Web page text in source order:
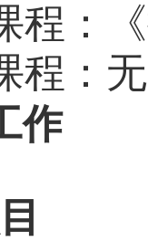
程：
《
程：无
作